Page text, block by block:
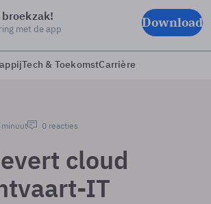
met de app Download
Tech & ToekomstCarrière
0 reacties
cloud
IT